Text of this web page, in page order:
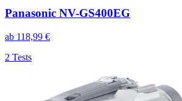
Panasonic NV-GS400EG
ab 118,99 €
2 Tests